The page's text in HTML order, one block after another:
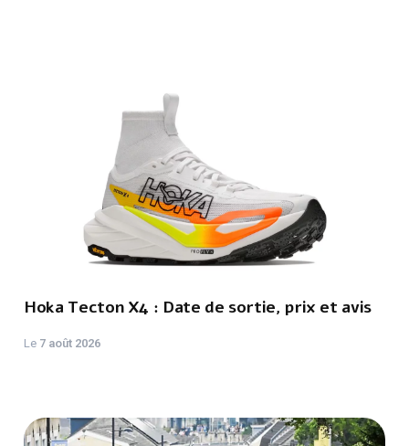
Hoka Tecton X4 : Date de sortie, prix et avis
Le 7 août 2026